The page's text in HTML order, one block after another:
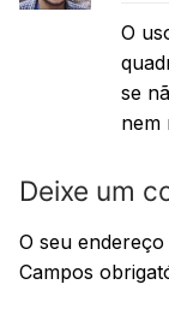
O
se
nem
Deixe um
O seu
Campos